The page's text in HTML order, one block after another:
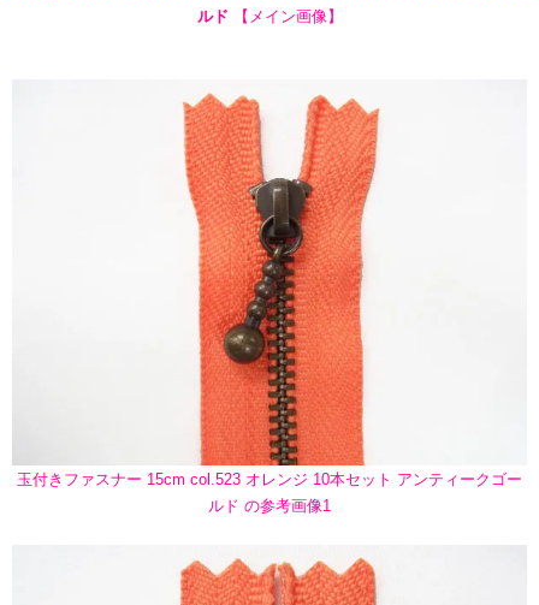
ルド 【メイン画像】
玉付きファスナー 15cm col.523 オレンジ 10本セット アンティークゴー
ルド の参考画像1